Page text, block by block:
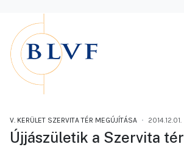
V. KERÜLET SZERVITA TÉR MEGÚJÍTÁSA 2014.12.01.
Újjászületik a Szervita tér